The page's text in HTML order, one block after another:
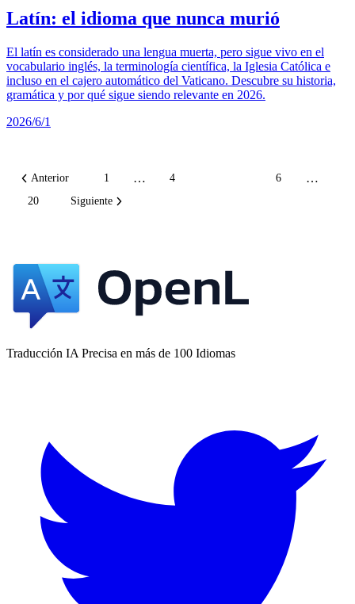
Latín: el idioma que nunca murió
El latín es considerado una lengua muerta, pero sigue vivo en el
vocabulario inglés, la terminología científica, la Iglesia Católica e
incluso en el cajero automático del Vaticano. Descubre su historia,
gramática y por qué sigue siendo relevante en 2026.
2026/6/1
Anterior 1 … 4 6 …
20 Siguiente
Traducción IA Precisa en más de 100 Idiomas